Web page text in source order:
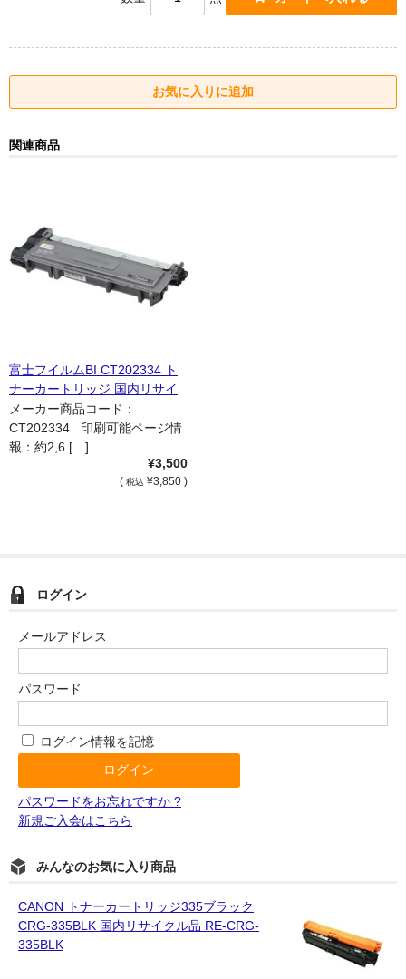
関連商品
富士フイルムBI CT202334 ト
ナーカートリッジ 国内リサイ
クル品
メーカー商品コード：
CT202334 印刷可能ページ情
報：約2,6 […]
¥3,500
( 税込 ¥3,850 )
ログイン
メールアドレス
パスワード
ログイン情報を記憶
パスワードをお忘れですか ?
新規ご入会はこちら
みんなのお気に入り商品
CANON トナーカートリッジ335ブラック
CRG-335BLK 国内リサイクル品 RE-CRG-
335BLK